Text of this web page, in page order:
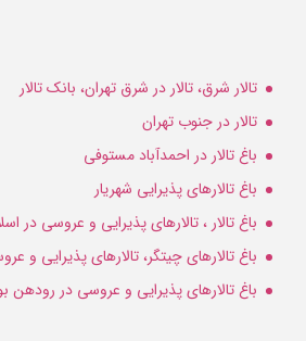
تالار شرق، تالار در شرق تهران، بانک تالار
تالار در جنوب تهران
باغ تالار در احمدآباد مستوفی
باغ تالارهای پذیرایی شهریار
باغ تالار ، تالارهای پذیرایی و عروسی در
باغ تالارهای چیتگر، تالارهای پذیرایی و
باغ تالارهای پذیرایی و عروسی در